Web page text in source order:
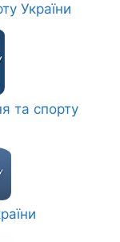
України
та спорту